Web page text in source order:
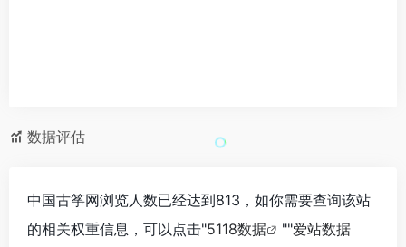
数据评估
中国古筝网浏览人数已经达到813，如你需要查询该站
的相关权重信息，可以点击"5118数据 ""爱站数据